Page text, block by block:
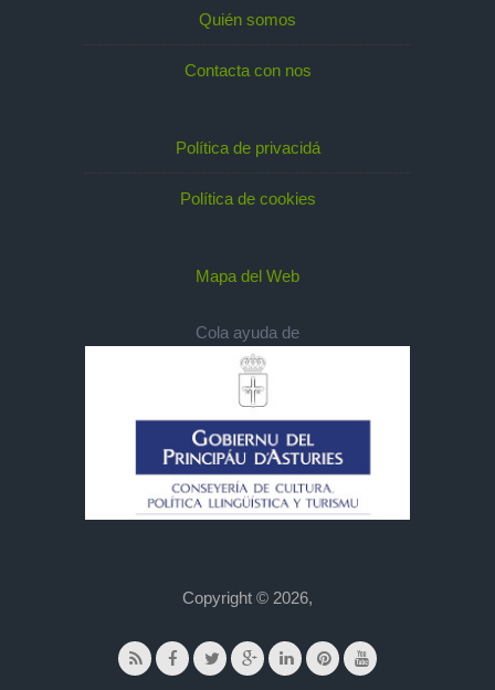
Quién somos
Contacta con nos
Política de privacidá
Política de cookies
Mapa del Web
Cola ayuda de
Copyright © 2026,